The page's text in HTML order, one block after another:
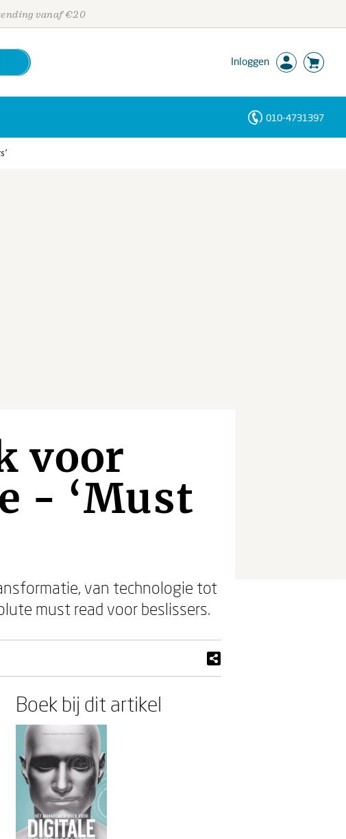
vanaf €20
Inloggen
010-4731397
voor
- ‘Must
van technologie tot
must read voor beslissers.
Boek bij dit artikel
Personen